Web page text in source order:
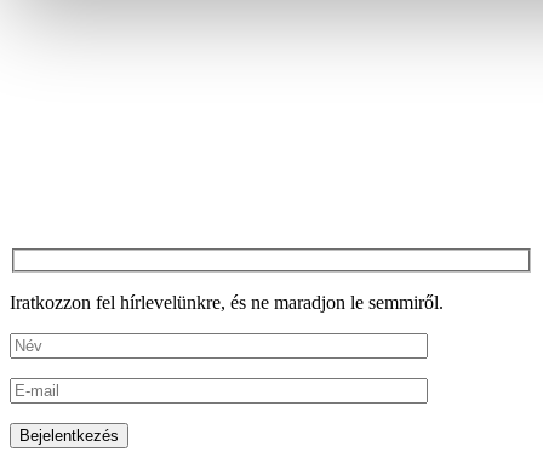
Iratkozzon fel hírlevelünkre, és ne maradjon le semmiről.